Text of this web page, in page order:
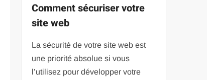
Comment sécuriser votre
site web
La sécurité de votre site web est
une priorité absolue si vous
l’utilisez pour développer votre